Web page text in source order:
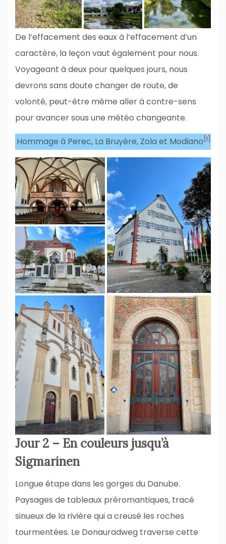
De l’effacement des eaux à l’effacement d’un
caractère, la leçon vaut également pour nous.
Voyageant à deux pour quelques jours, nous
devrons sans doute changer de route, de
volonté, peut-être même aller à contre-sens
pour avancer sous une météo changeante.
Hommage à Perec, La Bruyère, Zola et Modiano 1
Jour 2 – En couleurs jusqu’à
Sigmarinen
Longue étape dans les gorges du Danube.
Paysages de tableaux préromantiques, tracé
sinueux de la rivière qui a creusé les roches
tourmentées. Le Donauradweg traverse cette